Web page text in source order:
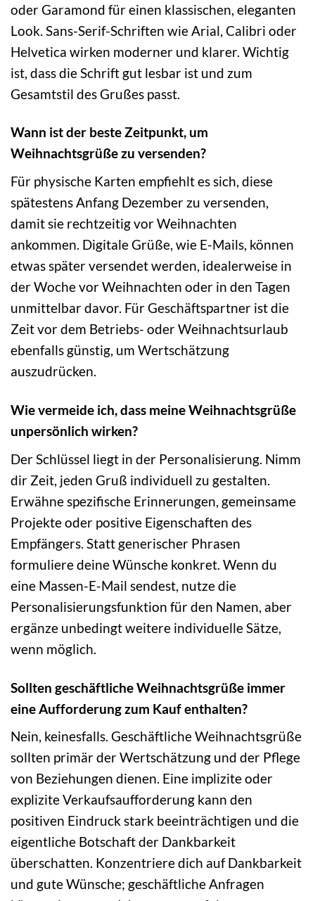
oder Garamond für einen klassischen, eleganten
Look. Sans-Serif-Schriften wie Arial, Calibri oder
Helvetica wirken moderner und klarer. Wichtig
ist, dass die Schrift gut lesbar ist und zum
Gesamtstil des Grußes passt.
Wann ist der beste Zeitpunkt, um
Weihnachtsgrüße zu versenden?
Für physische Karten empfiehlt es sich, diese
spätestens Anfang Dezember zu versenden,
damit sie rechtzeitig vor Weihnachten
ankommen. Digitale Grüße, wie E-Mails, können
etwas später versendet werden, idealerweise in
der Woche vor Weihnachten oder in den Tagen
unmittelbar davor. Für Geschäftspartner ist die
Zeit vor dem Betriebs- oder Weihnachtsurlaub
ebenfalls günstig, um Wertschätzung
auszudrücken.
Wie vermeide ich, dass meine Weihnachtsgrüße
unpersönlich wirken?
Der Schlüssel liegt in der Personalisierung. Nimm
dir Zeit, jeden Gruß individuell zu gestalten.
Erwähne spezifische Erinnerungen, gemeinsame
Projekte oder positive Eigenschaften des
Empfängers. Statt generischer Phrasen
formuliere deine Wünsche konkret. Wenn du
eine Massen-E-Mail sendest, nutze die
Personalisierungsfunktion für den Namen, aber
ergänze unbedingt weitere individuelle Sätze,
wenn möglich.
Sollten geschäftliche Weihnachtsgrüße immer
eine Aufforderung zum Kauf enthalten?
Nein, keinesfalls. Geschäftliche Weihnachtsgrüße
sollten primär der Wertschätzung und der Pflege
von Beziehungen dienen. Eine implizite oder
explizite Verkaufsaufforderung kann den
positiven Eindruck stark beeinträchtigen und die
eigentliche Botschaft der Dankbarkeit
überschatten. Konzentriere dich auf Dankbarkeit
und gute Wünsche; geschäftliche Anfragen